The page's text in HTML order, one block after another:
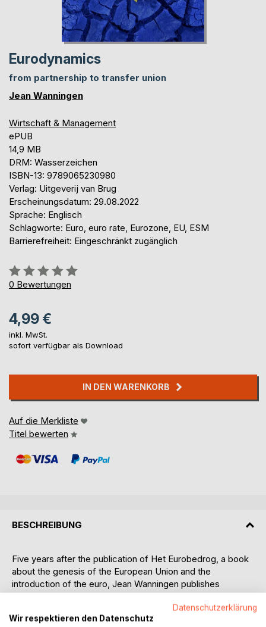
Eurodynamics
from partnership to transfer union
Jean Wanningen
Wirtschaft & Management
ePUB
14,9 MB
DRM: Wasserzeichen
ISBN-13: 9789065230980
Verlag: Uitgeverij van Brug
Erscheinungsdatum: 29.08.2022
Sprache: Englisch
Schlagworte: Euro, euro rate, Eurozone, EU, ESM
Barrierefreiheit: Eingeschränkt zugänglich
Bewertung::
0%
0 Bewertungen
4,99 €
inkl. MwSt.
sofort verfügbar als Download
IN DEN WARENKORB
Auf die Merkliste
Titel bewerten
BESCHREIBUNG
Five years after the publication of Het Eurobedrog, a book
about the genesis of the European Union and the
introduction of the euro, Jean Wanningen publishes
those five years, criticism of the single currency has grown
considerably. Friend and foe alike agree on one thing: the
Datenschutzerklärung
Wir respektieren den Datenschutz